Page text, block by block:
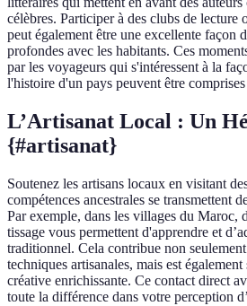
célèbres. Participer à des clubs de lecture
peut également être une excellente façon
profondes avec les habitants. Ces
par les voyageurs qui s'intéressent à la
l'histoire d'un pays peuvent être comprises
L’Artisanat Local : Un
{#artisanat}
Soutenez les artisans locaux en visitant
compétences ancestrales se transmettent
Par exemple, dans les villages du Maroc,
tissage vous permettent d'apprendre et
traditionnel. Cela contribue non
techniques artisanales, mais est
créative enrichissante. Ce contact direct
toute la différence dans votre perception